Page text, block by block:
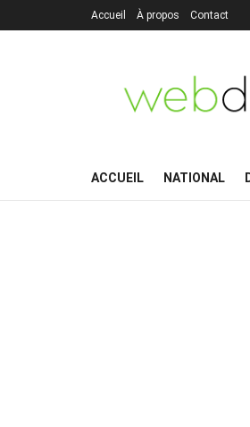
Accueil À propos Contact
ACCUEIL NATIONAL